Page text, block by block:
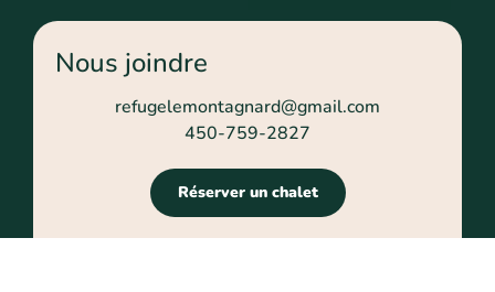
Nous joindre
refugelemontagnard@gmail.com
450-759-2827
Réserver un chalet